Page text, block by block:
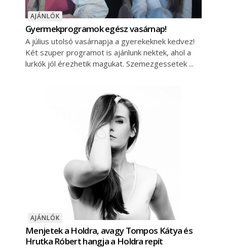
AJÁNLÓK
Gyermekprogramok egész vasárnap!
A július utolsó vasárnapja a gyerekeknek kedvez!
Két szuper programot is ajánlunk nektek, ahol a
lurkók jól érezhetik magukat. Szemezgessetek
AJÁNLÓK
Menjetek a Holdra, avagy Tompos Kátya és
Hrutka Róbert hangja a Holdra repít